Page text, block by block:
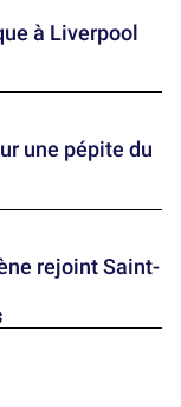
à Liverpool
une pépite du
rejoint Saint-